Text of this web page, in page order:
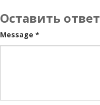
Оставить ответ
Message *